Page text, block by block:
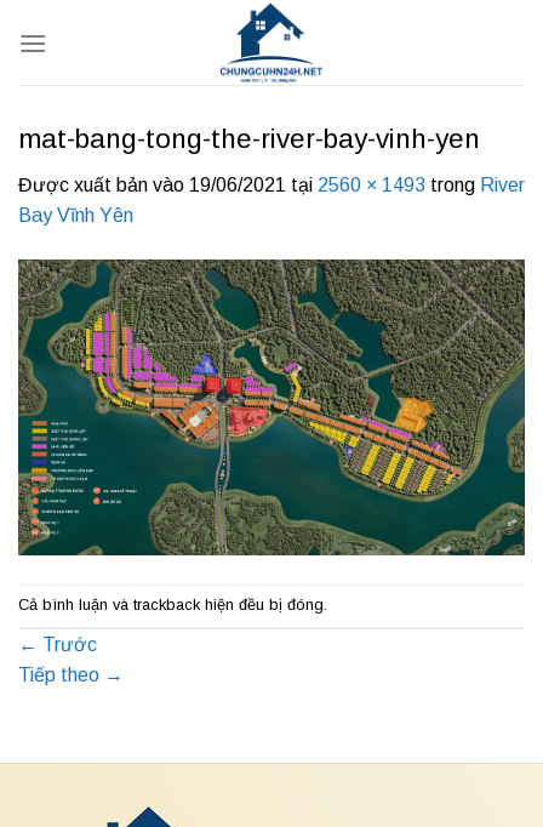
qua
mat-bang-tong-the-river-bay-vinh-yen
Được xuất bản vào 19/06/2021 tại 2560 × 1493 trong River
Bay Vĩnh Yên
Cả bình luận và trackback hiện đều bị đóng.
← Trước
Tiếp theo →